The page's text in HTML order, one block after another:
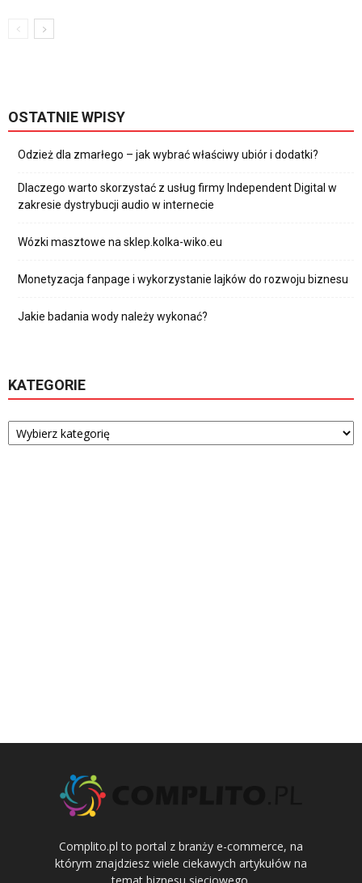
OSTATNIE WPISY
Odzież dla zmarłego – jak wybrać właściwy ubiór i dodatki?
Dlaczego warto skorzystać z usług firmy Independent Digital w
zakresie dystrybucji audio w internecie
Wózki masztowe na sklep.kolka-wiko.eu
Monetyzacja fanpage i wykorzystanie lajków do rozwoju biznesu
Jakie badania wody należy wykonać?
KATEGORIE
Kategorie
Complito.pl to portal z branży e-commerce, na
którym znajdziesz wiele ciekawych artykułów na
temat biznesu sieciowego.